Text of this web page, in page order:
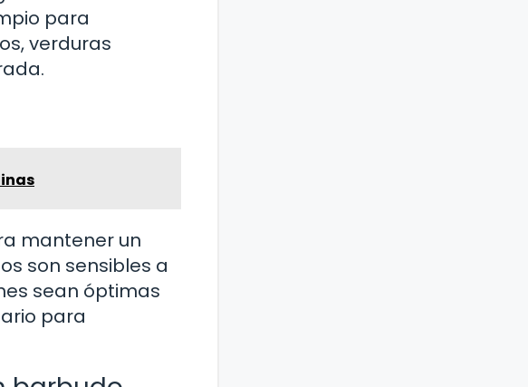
para
verduras
mantener un
son sensibles a
sean óptimas
para